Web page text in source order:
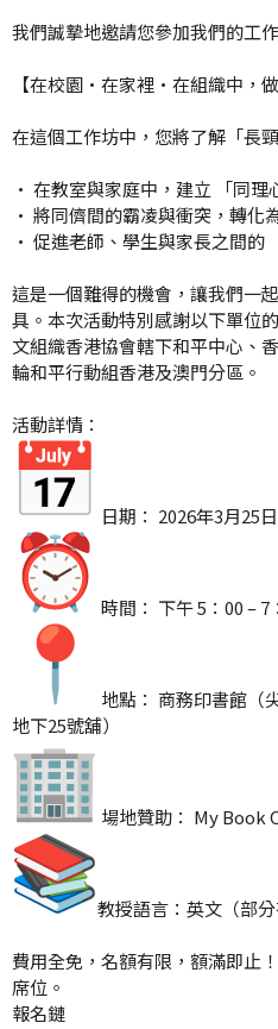
我們誠摯地邀請您參加我們的工作
【在校園·在家裡·在組織中，
在這個工作坊中，您將了解「長
· 在教室與家庭中，建立 「同理
· 將同儕間的霸凌與衝突，轉化
· 促進老師、學生與家長之間的
這是一個難得的機會，讓我們一
具。 本次活動特別感謝以下單位
文組織香港協會轄下和平中心、
輪和平行動組香港及澳門分區。
活動詳情：
日期： 2026年3月25
時間： 下午 5：00 – 7
地點： 商務印書館（
地下25號舖）
場地贊助： My Book
教授語言：英文（部分
費用全免，名額有限，額滿即止！
席位。
報名鏈